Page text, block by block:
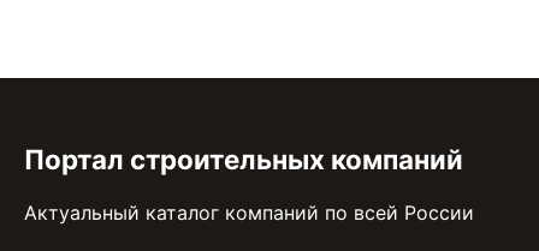
Портал строительных компаний
Актуальный каталог компаний по всей России